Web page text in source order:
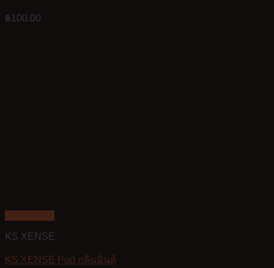
฿100.00
KS XENSE
KS XENSE Pod กลิ่นมินต์